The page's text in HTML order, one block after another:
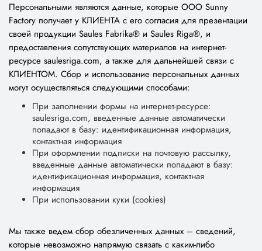
Персональными являются данные, которые ООО Sunny
Factory получает у КЛИЕНТА с его согласия для презентации
своей продукции Saules Fabrika® и Saules Riga®, и
предоставления сопутствующих материалов на интернет-
ресурсе saulesriga.com, а также для дальнейшей связи с
КЛИЕНТОМ. Сбор и использование персональных данных
могут осуществляться следующими способами:
При заполнении формы на интернет-ресурсе:
saulesriga.com, введенные данные автоматически
попадают в базу: идентификационная информация,
контактная информация
При оформлении подписки на почтовую рассылку,
введенные данные автоматически попадают в базу:
идентификационная информация, контактная
информация
При использовании куки (cookies)
Мы также ведем сбор обезличенных данных – сведений,
которые невозможно напрямую связать с каким-либо